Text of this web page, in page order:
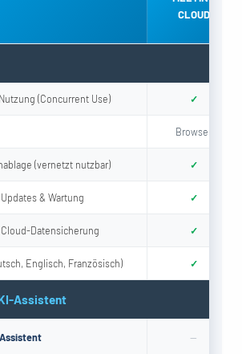
CLOUD
(Concurrent Use) ✓
Browser
(vernetzt nutzbar) ✓
& Wartung ✓
Datensicherung ✓
Englisch, Französisch) ✓
KI-Assistent
Assistent —